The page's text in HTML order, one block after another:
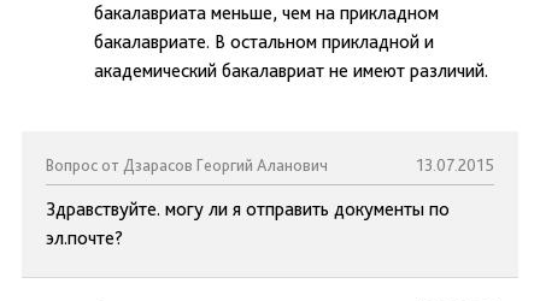
бакалавриата меньше, чем на прикладном
бакалавриате. В остальном прикладной и
академический бакалавриат не имеют различий.
Вопрос от Дзарасов Георгий Аланович 13.07.2015
Здравствуйте. могу ли я отправить документы по
эл.почте?